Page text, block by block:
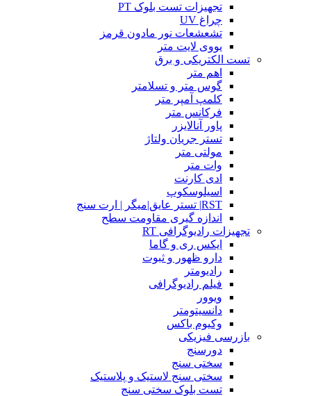
تجهیزات تست بلوک PT
چراغ UV
تشعشعات نور مادون قرمز
یووی لایت متر
تست الکتریکی و برق
اهم متر
گوس متر و تسلامتر
کلمپ آمپر متر
فرکانس متر
پاور آنالایزر
تستر جریان ولتاژ
مولتی متر
وات متر
ادی کارنت
اسیلوسکوپ
RST| تستر عایق|میگر | ارت سنج
اندازه گیری مقاومت سطح
تجهیزات رادیوگرافی RT
ایکس ری و گاما
دارو ظهور و ثبوت
رادیومتر
فیلم رادیوگرافی
ویوور
دانسیتومتر
وکیوم باکس
بازرسی فیزیکی
دورسنج
سختی سنج
سختی سنج لاستیک و پلاستیک
تست بلوک سختی سنج